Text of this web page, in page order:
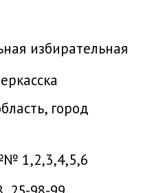
избирательная
город
1,2,3,4,5,6